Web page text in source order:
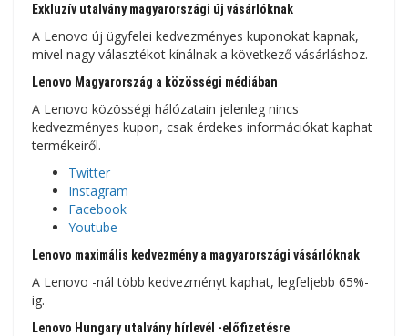
Exkluzív utalvány magyarországi új vásárlóknak
A Lenovo új ügyfelei kedvezményes kuponokat kapnak,
mivel nagy választékot kínálnak a következő vásárláshoz.
Lenovo Magyarország a közösségi médiában
A Lenovo közösségi hálózatain jelenleg nincs
kedvezményes kupon, csak érdekes információkat kaphat
termékeiről.
Twitter
Instagram
Facebook
Youtube
Lenovo maximális kedvezmény a magyarországi vásárlóknak
A Lenovo -nál több kedvezményt kaphat, legfeljebb 65%-
ig.
Lenovo Hungary utalvány hírlevél -előfizetésre